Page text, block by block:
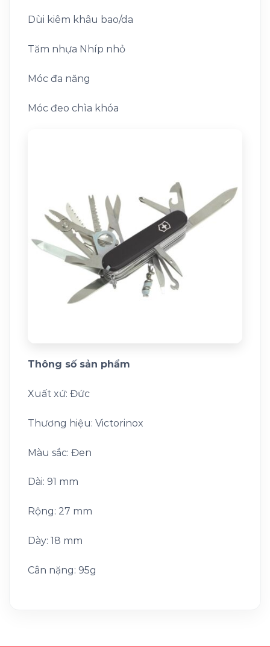
Dùi kiêm khâu bao/da
Tăm nhựa Nhíp nhỏ
Móc đa năng
Móc đeo chìa khóa
Thông số sản phẩm
Xuất xứ: Đức
Thương hiệu: Victorinox
Màu sắc: Đen
Dài: 91 mm
Rộng: 27 mm
Dày: 18 mm
Cân nặng: 95g